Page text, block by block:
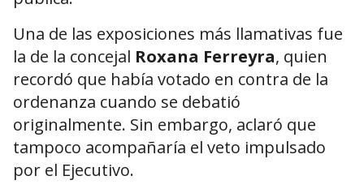
Una de las exposiciones más llamativas fue
la de la concejal Roxana Ferreyra, quien
recordó que había votado en contra de la
ordenanza cuando se debatió
originalmente. Sin embargo, aclaró que
tampoco acompañaría el veto impulsado
por el Ejecutivo.